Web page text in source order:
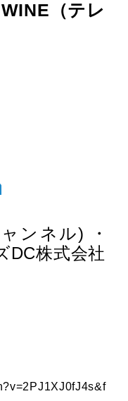
（テレ
ンネル) ・
DC株式会社